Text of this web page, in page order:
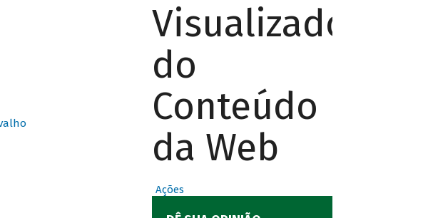
Visualizador
do
Conteúdo
da Web
Ações